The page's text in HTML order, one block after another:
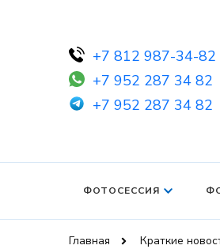
+7 812 987-34-82
+7 952 287 34 82
+7 952 287 34 82
ФОТОСЕССИЯ
Главная Краткие